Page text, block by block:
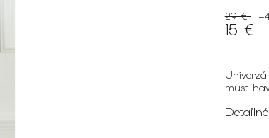
29 €
15 €
must